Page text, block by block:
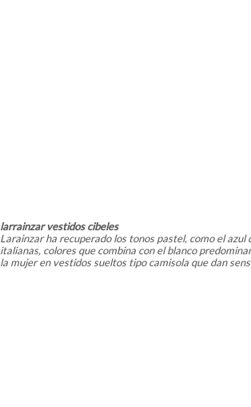
larrainzar vestidos cibeles
Larainzar ha recuperado los tonos pastel, como el
italianas, colores que combina con el blanco
la mujer en vestidos sueltos tipo camisola que dan